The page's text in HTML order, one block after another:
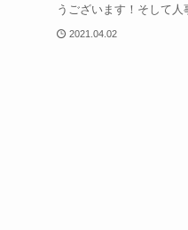
うございます！そして人
2021.04.02